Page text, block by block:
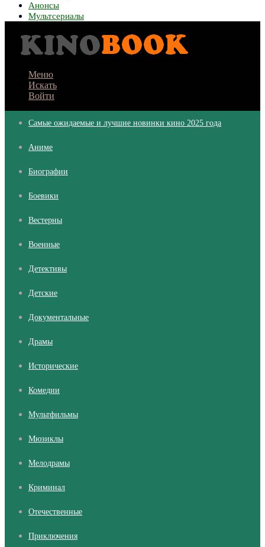
Анонсы
Мультсериалы
Меню
Искать
Войти
Самые ожидаемые и лучшие новинки кино 2025 года
Аниме
Биографии
Боевики
Вестерны
Военные
Детективы
Детские
Документальные
Драмы
Исторические
Комедии
Мультфильмы
Мюзиклы
Мелодрамы
Криминал
Отечественные
Приключения